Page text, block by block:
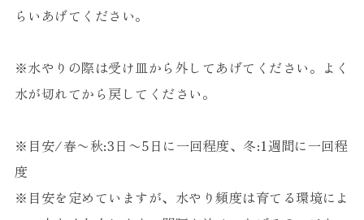
らいあげてください。
※水やりの際は受け皿から外してあげてください。よく
水が切れてから戻してください。
※目安/春〜秋:3日〜5日に一回程度、冬:1週間に一回程
度
※目安を定めていますが、水やり頻度は育てる環境によ